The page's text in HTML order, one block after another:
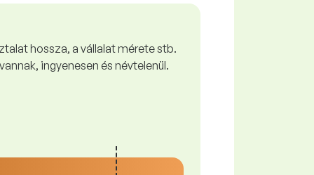
hossza, a vállalat mérete stb.
ingyenesen és névtelenül.